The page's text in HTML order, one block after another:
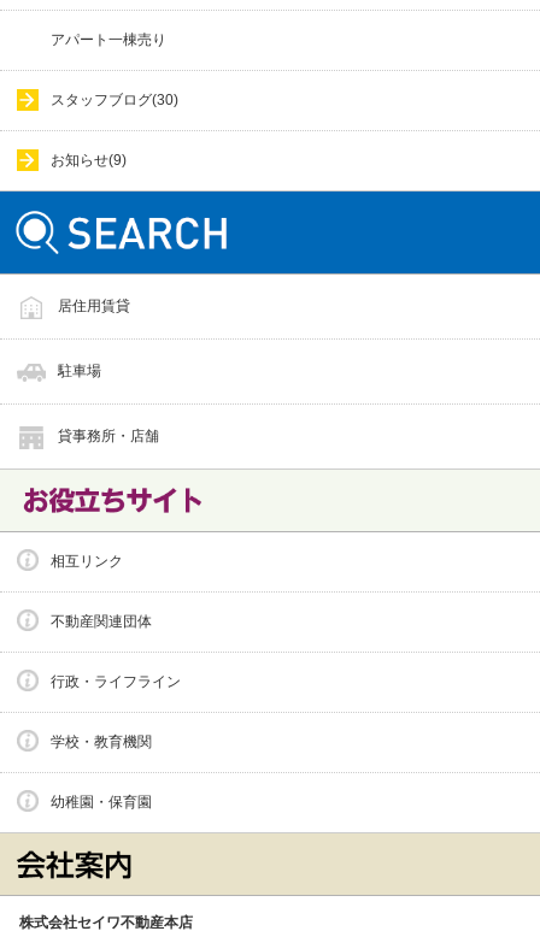
アパート一棟売り
スタッフブログ(30)
お知らせ(9)
居住用賃貸
駐車場
貸事務所・店舗
相互リンク
不動産関連団体
行政・ライフライン
学校・教育機関
幼稚園・保育園
株式会社セイワ不動産本店